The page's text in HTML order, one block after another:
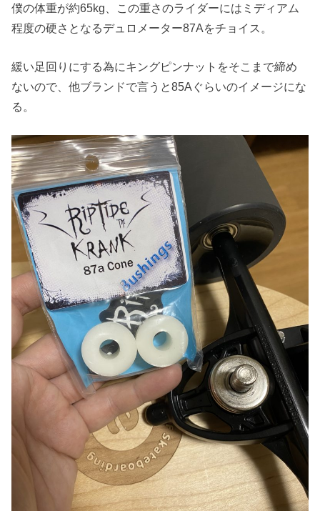
僕の体重が約65kg、この重さのライダーにはミディアム
程度の硬さとなるデュロメーター87Aをチョイス。
緩い足回りにする為にキングピンナットをそこまで締め
ないので、他ブランドで言うと85Aぐらいのイメージにな
る。